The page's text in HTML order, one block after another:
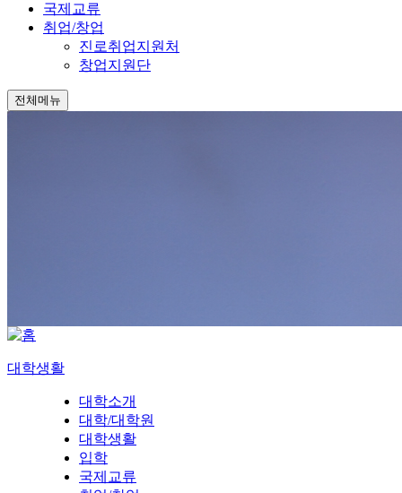
국제교류
취업/창업
진로취업지원처
창업지원단
전체메뉴
대학생활
대학소개
대학/대학원
대학생활
입학
국제교류